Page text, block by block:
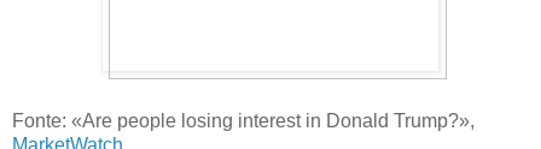
Fonte: «Are people losing interest in Donald Trump?»,
MarketWatch